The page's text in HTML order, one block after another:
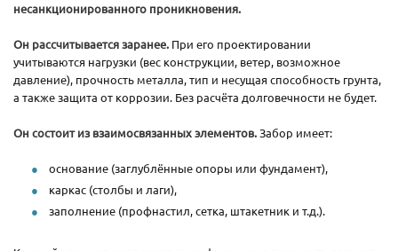
несанкционированного проникновения.
Он рассчитывается заранее. При его проектировании
учитываются нагрузки (вес конструкции, ветер, возможное
давление), прочность металла, тип и несущая способность грунта,
а также защита от коррозии. Без расчёта долговечности не будет.
Он состоит из взаимосвязанных элементов.Забор имеет:
основание (заглублённые опоры или фундамент),
каркас (столбы и лаги),
заполнение (профнастил, сетка, штакетник и т.д.).